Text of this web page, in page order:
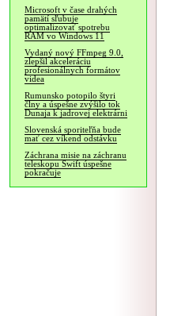
Microsoft v čase drahých
pamätí sľubuje
optimalizovať spotrebu
RAM vo Windows 11
Vydaný nový FFmpeg 9.0,
zlepšil akceleráciu
profesionálnych formátov
videa
Rumunsko potopilo štyri
člny a úspešne zvýšilo tok
Dunaja k jadrovej elektrárni
Slovenská sporiteľňa bude
mať cez víkend odstávku
Záchrana misie na záchranu
teleskopu Swift úspešne
pokračuje